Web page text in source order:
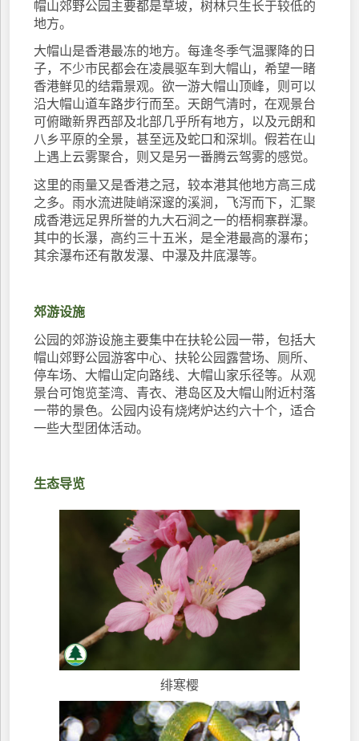
帽山郊野公园主要都是草坡，树林只生长于较低的
地方。
大帽山是香港最冻的地方。每逢冬季气温骤降的日
子，不少市民都会在凌晨驱车到大帽山，希望一睹
香港鲜见的结霜景观。欲一游大帽山顶峰，则可以
沿大帽山道车路步行而至。天朗气清时，在观景台
可俯瞰新界西部及北部几乎所有地方，以及元朗和
八乡平原的全景，甚至远及蛇口和深圳。假若在山
上遇上云雾聚合，则又是另一番腾云驾雾的感觉。
这里的雨量又是香港之冠，较本港其他地方高三成
之多。雨水流进陡峭深邃的溪涧，飞泻而下，汇聚
成香港远足界所誉的九大石涧之一的梧桐寨群瀑。
其中的长瀑，高约三十五米，是全港最高的瀑布；
其余瀑布还有散发瀑、中瀑及井底瀑等。
郊游设施
公园的郊游设施主要集中在扶轮公园一带，包括大
帽山郊野公园游客中心、扶轮公园露营场、厕所、
停车场、大帽山定向路线、大帽山家乐径等。从观
景台可饱览荃湾、青衣、港岛区及大帽山附近村落
一带的景色。公园内设有烧烤炉达约六十个，适合
一些大型团体活动。
生态导览
绯寒樱